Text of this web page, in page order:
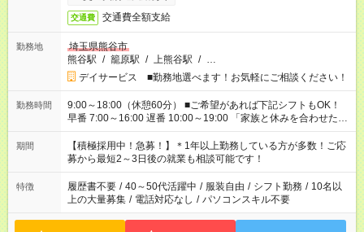
交通費 交通費全額支給
勤務地
埼玉県熊谷市
熊谷駅 / 籠原駅 / 上熊谷駅 / …
デイサービス ■勤務地選べます！お気軽にご相談ください！
勤務時間
9:00～18:00（休憩60分） ■ご希望があれば下記シフトもOK！
早番 7:00～16:00 遅番 10:00～19:00 「家族と休みを合わせた
い」 「余裕を持って夕飯の準備がしたい」 「できれば残業はし
たくない」 など、ご希望を教えてくださいね。 ※Wワーク希望
の方へ 今ご覧のお仕事で希望する勤務時間と、もう1つのお仕事
の勤務時間。 合計で週40時間を超える場合は応募できません。
期間
【積極採用中！急募！】＊1年以上勤務している方が多数！ご応
募から最短2～3日後の就業も相談可能です！
特徴 履歴書不要 / 40～50代活躍中 / 服装自由 / シフト勤務 / 10名以
上の大量募集 / 電話対応なし / パソコンスキル不要